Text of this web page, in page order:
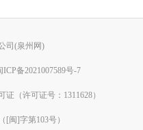
司(泉州网)
ICP备2021007589号-7
（许可证号：1311628）
[闽]字第103号）